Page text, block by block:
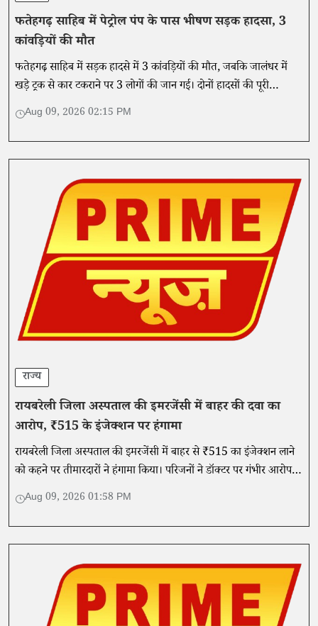
फतेहगढ़ साहिब में पेट्रोल पंप के पास भीषण सड़क हादसा, 3
कांवड़ियों की मौत
फतेहगढ़ साहिब में सड़क हादसे में 3 कांवड़ियों की मौत, जबकि जालंधर में
खड़े ट्रक से कार टकराने पर 3 लोगों की जान गई। दोनों हादसों की पूरी
जानकारी पढ़ें।
Aug 09, 2026 02:15 PM
राज्य
रायबरेली जिला अस्पताल की इमरजेंसी में बाहर की दवा का
आरोप, ₹515 के इंजेक्शन पर हंगामा
रायबरेली जिला अस्पताल की इमरजेंसी में बाहर से ₹515 का इंजेक्शन लाने
को कहने पर तीमारदारों ने हंगामा किया। परिजनों ने डॉक्टर पर गंभीर आरोप
लगाते हुए CMS से शिकायत की।
Aug 09, 2026 01:58 PM